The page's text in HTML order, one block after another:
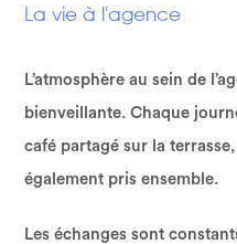
La vie à l'agence
L’atmosphère au sein de
bienveillante. Chaque
café partagé sur la
également pris ensemble.
Les échanges sont